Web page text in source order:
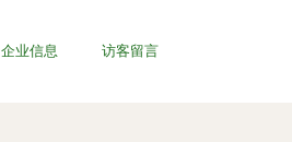
企业信息 访客留言